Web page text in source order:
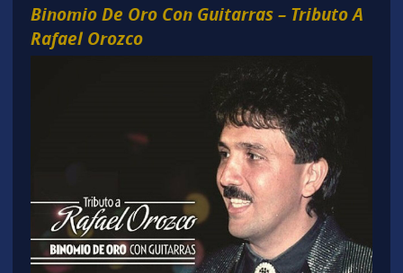
Binomio De Oro Con Guitarras – Tributo A
Rafael Orozco